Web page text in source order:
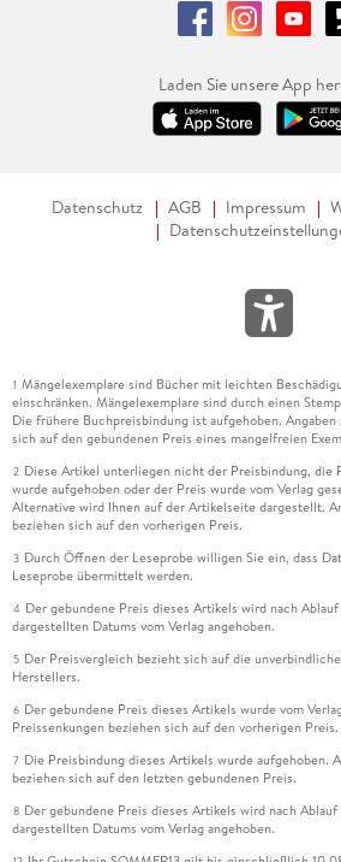
Laden Sie unsere App
Datenschutz AGB Impressum
1 Mängelexemplare sind Bücher mit leichten
einschränken. Mängelexemplare sind durch einen
Die frühere Buchpreisbindung ist aufgehoben. Angaben
sich auf den gebundenen Preis eines mangelfreien
2 Diese Artikel unterliegen nicht der Preisbindung, die
wurde aufgehoben oder der Preis wurde vom Verlag
Alternative wird Ihnen auf der Artikelseite dargestellt.
beziehen sich auf den vorherigen Preis.
3 Durch Öffnen der Leseprobe willigen Sie ein, dass
Leseprobe übermittelt werden.
4 Der gebundene Preis dieses Artikels wird nach
dargestellten Datums vom Verlag angehoben.
5 Der Preisvergleich bezieht sich auf die
Herstellers.
6 Der gebundene Preis dieses Artikels wurde vom
Preissenkungen beziehen sich auf den vorherigen Preis.
7 Die Preisbindung dieses Artikels wurde aufgehoben.
beziehen sich auf den letzten gebundenen Preis.
8 Der gebundene Preis dieses Artikels wird nach
dargestellten Datums vom Verlag angehoben.